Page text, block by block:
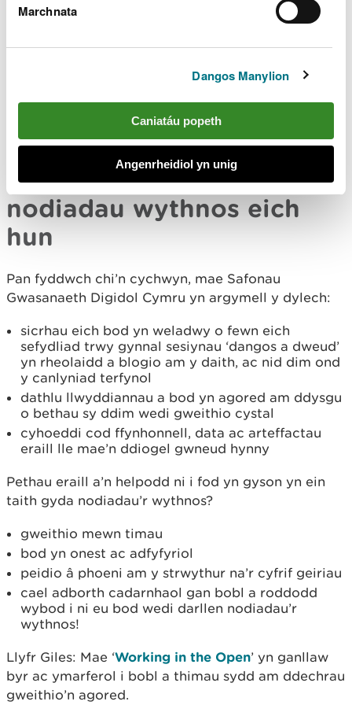
Marchnata
Dangos Manylion
Caniatáu popeth
Angenrheidiol yn unig
dangos y peth – casglu lluniau, sgrinluniau a
cynllunio llai a chyhoeddi mwy, yn enwedig pan
ymlacio a pheidio â phoeni am ddefnyddio
Syniadau ar gyfer
cychwyn arni ar gyfer eich
nodiadau wythnos eich
hun
Pan fyddwch chi’n cychwyn, mae Safonau
Gwasanaeth Digidol Cymru yn argymell y dylech:
sicrhau eich bod yn weladwy o fewn eich
sefydliad trwy gynnal sesiynau ‘dangos a dweud’
yn rheolaidd a blogio am y daith, ac nid dim ond
y canlyniad terfynol
dathlu llwyddiannau a bod yn agored am ddysgu
o bethau sy ddim wedi gweithio cystal
cyhoeddi cod ffynhonnell, data ac arteffactau
eraill lle mae’n ddiogel gwneud hynny
Pethau eraill a’n helpodd ni i fod yn gyson yn ein
taith gyda nodiadau’r wythnos?
gweithio mewn timau
bod yn onest ac adfyfyriol
peidio â phoeni am y strwythur na’r cyfrif geiriau
cael adborth cadarnhaol gan bobl a roddodd
wybod i ni eu bod wedi darllen nodiadau’r
wythnos!
Llyfr Giles: Mae ‘Working in the Open’ yn ganllaw
byr ac ymarferol i bobl a thimau sydd am ddechrau
gweithio’n agored.